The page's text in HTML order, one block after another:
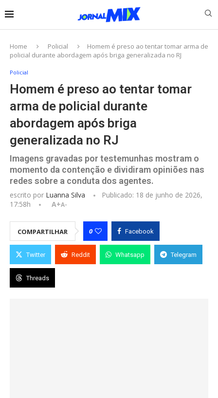
Home Policial
Homem é preso ao tentar tomar arma de
policial durante abordagem após briga generalizada no RJ
Policial
Homem é preso ao tentar tomar
arma de policial durante
abordagem após briga
generalizada no RJ
Imagens gravadas por testemunhas mostram o
momento da contenção e dividiram opiniões nas
redes sobre a conduta dos agentes.
escrito por Luanna Silva Publicado: 18 de junho de 2026,
17:58h
A+A-
COMPARTILHAR 0 Facebook
Twitter Reddit Whatsapp Telegram
Threads